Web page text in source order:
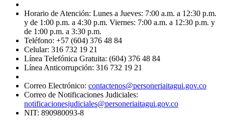
Horario de Atención: Lunes a Jueves: 7:00 a.m. a 12:30 p.m.
y de 1:00 p.m. a 4:30 p.m. Viernes: 7:00 a.m. a 12:30 p.m. y
de 1:00 p.m. a 3:30 p.m.
Teléfono: +57 (604) 376 48 84
Celular: 316 732 19 21
Línea Telefónica Gratuita: (604) 376 48 84
Línea Anticorrupción: 316 732 19 21
Correo Electrónico: contactenos@personeriaitagui.gov.co
Correo de Notificaciones Judiciales:
notificacionesjudiciales@personeriaitagui.gov.co
NIT: 890980093-8